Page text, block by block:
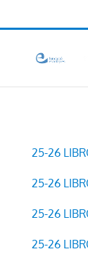
25-26
25-26
25-26
25-26